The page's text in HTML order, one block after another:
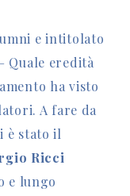
e intitolato
Quale eredità
ha visto
A fare da
è stato il
Ricci
e lungo